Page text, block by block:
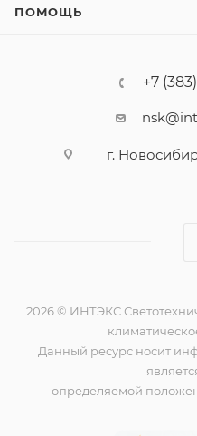
ПОМОЩЬ
+7
г.
2026 © ИНТЭКС
Данный ресурс носит
определяемой